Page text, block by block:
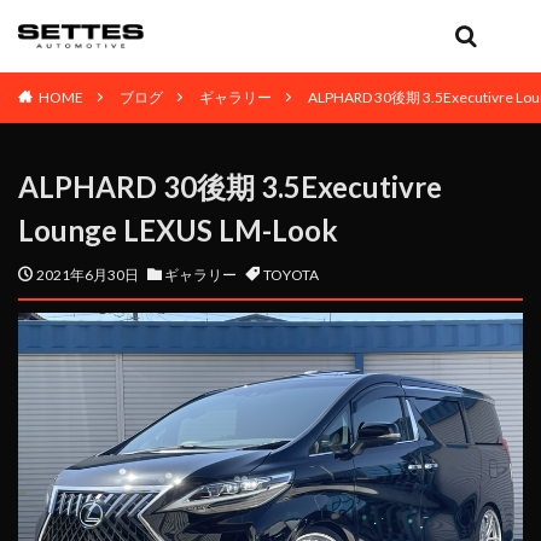
HOME ブログ ギャラリー ALPHARD 30後期 3.5Executivre
ALPHARD 30後期 3.5Executivre
Lounge LEXUS LM-Look
2021年6月30日 ギャラリー TOYOTA